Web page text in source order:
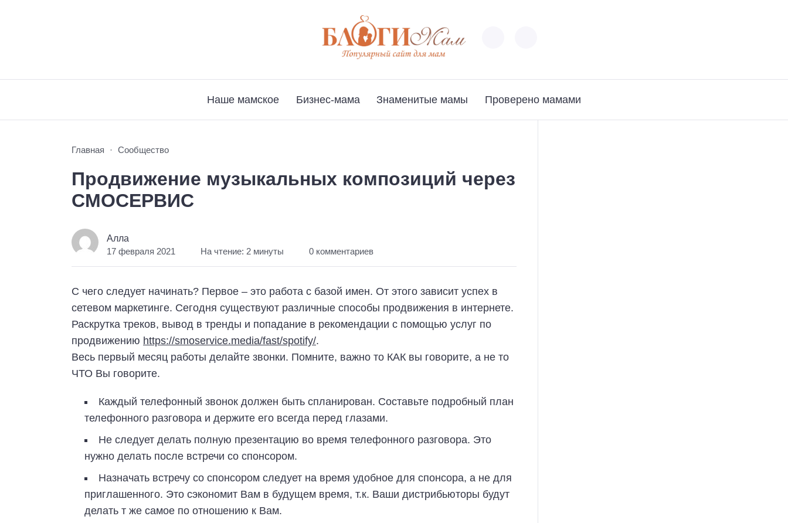
Наше мамское Бизнес-мама Знаменитые мамы Проверено мамами
Главная Сообщество
Продвижение музыкальных композиций через
СМОСЕРВИС
Алла
17 февраля 2021 На чтение: 2 минуты 0 комментариев
С чего следует начинать? Первое – это работа с базой имен. От этого зависит успех в
сетевом маркетинге. Сегодня существуют различные способы продвижения в интернете.
Раскрутка треков, вывод в тренды и попадание в рекомендации с помощью услуг по
продвижению https://smoservice.media/fast/spotify/.
Весь первый месяц работы делайте звонки. Помните, важно то КАК вы говорите, а не то
ЧТО Вы говорите.
Каждый телефонный звонок должен быть спланирован. Составьте подробный план
телефонного разговора и держите его всегда перед глазами.
Не следует делать полную презентацию во время телефонного разговора. Это
нужно делать после встречи со спонсором.
Назначать встречу со спонсором следует на время удобное для спонсора, а не для
приглашенного. Это сэкономит Вам в будущем время, т.к. Ваши дистрибьюторы будут
делать т же самое по отношению к Вам.